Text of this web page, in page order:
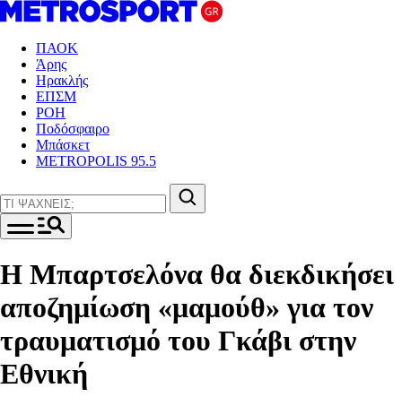
ΠΑΟΚ
Άρης
Ηρακλής
ΕΠΣΜ
ΡΟΗ
Ποδόσφαιρο
Μπάσκετ
METROPOLIS 95.5
Η Μπαρτσελόνα θα διεκδικήσει
αποζημίωση «μαμούθ» για τον
τραυματισμό του Γκάβι στην
Εθνική